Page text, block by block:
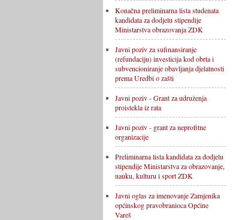
Konačna preliminarna lista studenata
kandidata za dodjelu stipendije
Ministarstva obrazovanja ZDK
Javni poziv za sufinansiranje
(refundaciju) investicija kod obrta i
subvencioniranje obavljanja djelatnosti
prema Uredbi o zašti
Javni poziv - Grant za udruženja
proistekla iz rata
Javni poziv - grant za neprofitne
organizacije
Preliminarna lista kandidata za dodjelu
stipendije Ministarstva za obrazovanje,
nauku, kulturu i sport ZDK
Javni oglas za imenovanje Zamjenika
općinskog pravobranioca Općine
Vareš